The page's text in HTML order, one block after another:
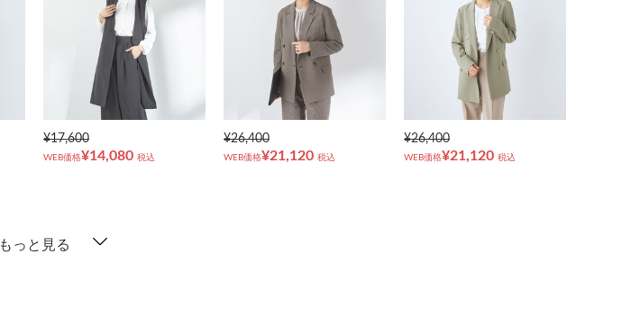
¥17,600
WEB価格¥14,080 税込
¥26,400
WEB価格¥21,120 税込
¥26,400
WEB価格¥21,120 税込
もっと見る